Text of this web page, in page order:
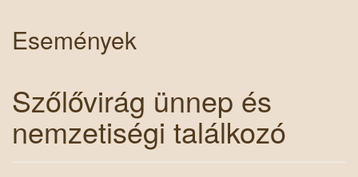
Események
Szőlővirág ünnep és
nemzetiségi találkozó